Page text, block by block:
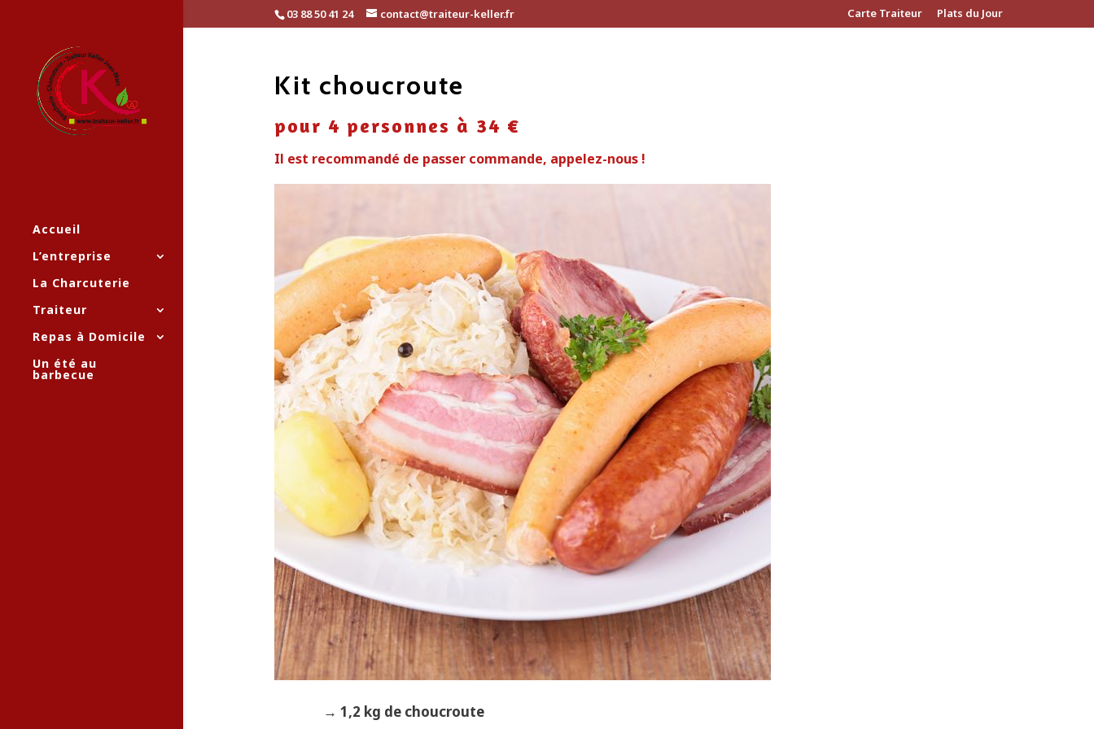
03 88 50 41 24 contact@traiteur-keller.fr Carte Traiteur Plats du Jour
Accueil
L’entreprise
La Charcuterie
Traiteur
Repas à Domicile
Un été au
barbecue
Kit choucroute
pour 4 personnes à 34 €
Il est recommandé de passer commande, appelez-nous !
→ 1,2 kg de choucroute